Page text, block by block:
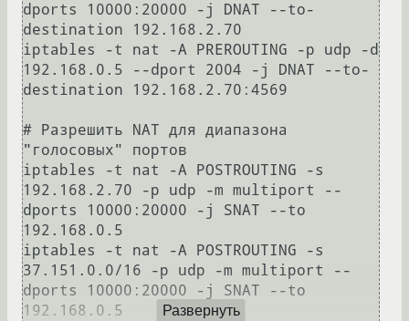
dports 10000:20000 -j DNAT --to-
destination 192.168.2.70
iptables -t nat -A PREROUTING -p udp -d
192.168.0.5 --dport 2004 -j DNAT --to-
destination 192.168.2.70:4569
# Разрешить NAT для диапазона
"голосовых" портов
iptables -t nat -A POSTROUTING -s
192.168.2.70 -p udp -m multiport --
dports 10000:20000 -j SNAT --to
192.168.0.5
iptables -t nat -A POSTROUTING -s
37.151.0.0/16 -p udp -m multiport --
dports 10000:20000 -j SNAT --to
192.168.0.5
Развернуть